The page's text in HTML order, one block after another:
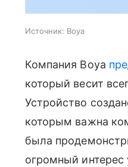
Источник: Boya
Компания Boya
который весит
Устройство
которым важна
была
огромный интерес